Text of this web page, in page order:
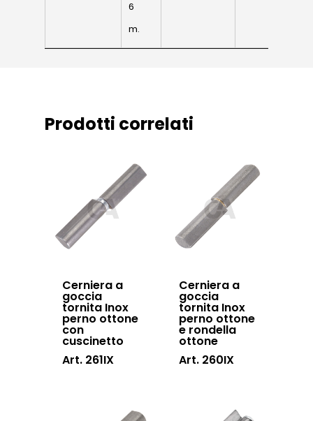
6
m.
Prodotti correlati
Cerniera a
goccia
tornita Inox
perno ottone
con
cuscinetto
Art. 261IX
Cerniera a
goccia
tornita Inox
perno ottone
e rondella
ottone
Art. 260IX
accessories